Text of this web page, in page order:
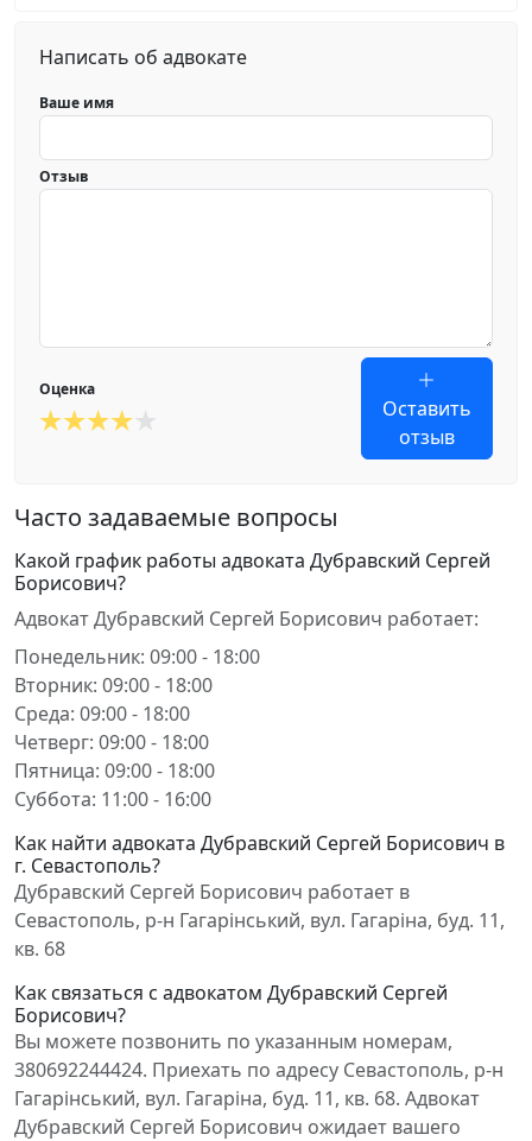
Написать об адвокате
Ваше имя
Отзыв
Оценка
Оставить
отзыв
Часто задаваемые вопросы
Какой график работы адвоката Дубравский Сергей
Борисович?
Адвокат Дубравский Сергей Борисович работает:
Понедельник: 09:00 - 18:00
Вторник: 09:00 - 18:00
Среда: 09:00 - 18:00
Четверг: 09:00 - 18:00
Пятница: 09:00 - 18:00
Суббота: 11:00 - 16:00
Как найти адвоката Дубравский Сергей Борисович в
г. Севастополь?
Дубравский Сергей Борисович работает в
Севастополь, р-н Гагарінський, вул. Гагаріна, буд. 11,
кв. 68
Как связаться с адвокатом Дубравский Сергей
Борисович?
Вы можете позвонить по указанным номерам,
380692244424. Приехать по адресу Севастополь, р-н
Гагарінський, вул. Гагаріна, буд. 11, кв. 68. Адвокат
Дубравский Сергей Борисович ожидает вашего